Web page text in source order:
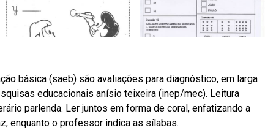
básica (saeb) são avaliações para diagnóstico, em larga
educacionais anísio teixeira (inep/mec). Leitura
parlenda. Ler juntos em forma de coral, enfatizando a
enquanto o professor indica as sílabas.